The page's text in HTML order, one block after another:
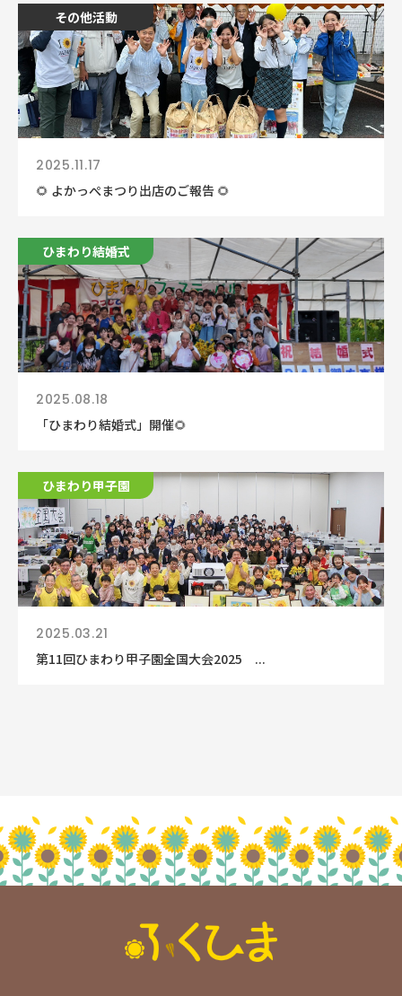
その他活動
2025.11.17
🌻 よかっぺまつり出店のご報告 🌻
ひまわり結婚式
2025.08.18
「ひまわり結婚式」開催🌻
ひまわり甲子園
2025.03.21
第11回ひまわり甲子園全国大会2025 ...